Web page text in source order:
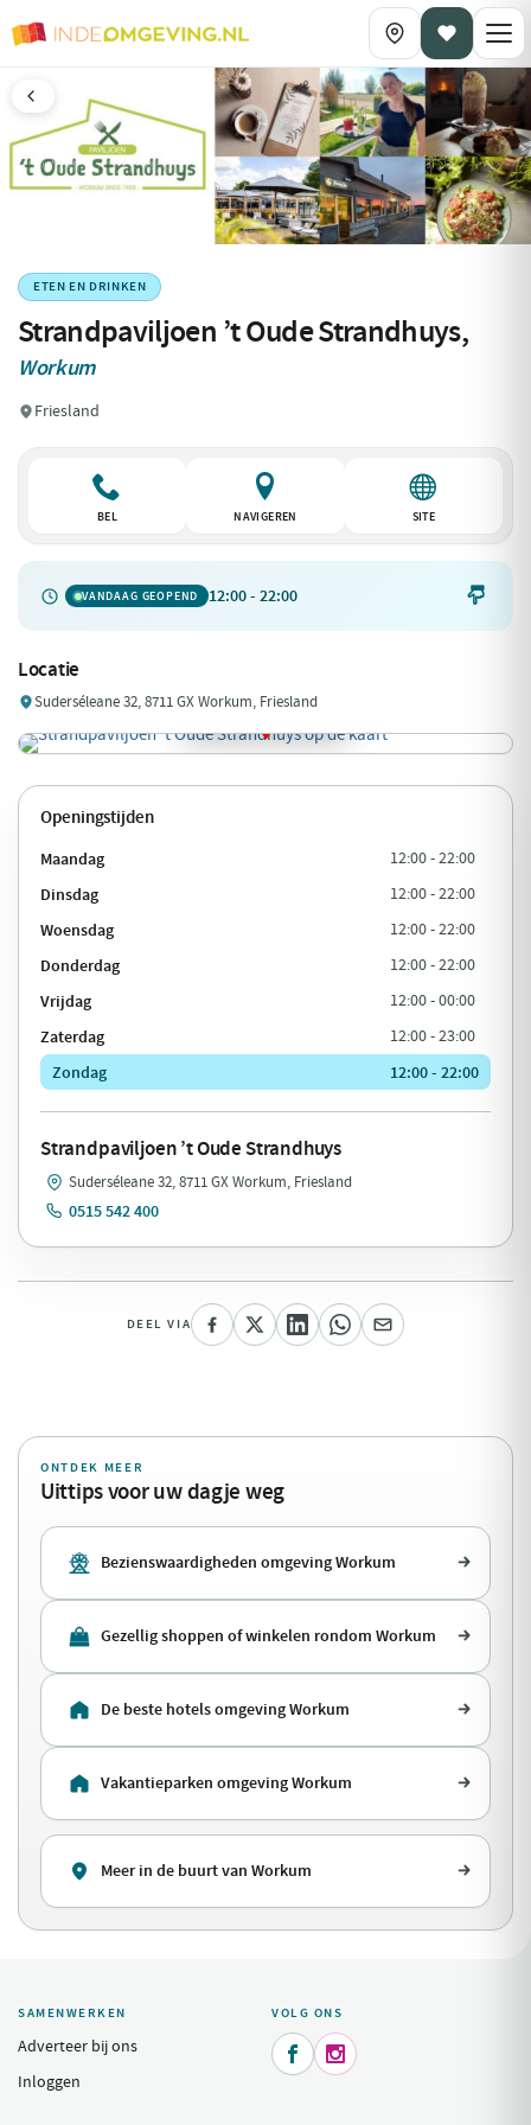
ETEN EN DRINKEN
Strandpaviljoen ’t Oude Strandhuys,
Workum
Friesland
BEL NAVIGEREN SITE
VANDAAG GEOPEND 12:00 - 22:00 
Locatie
Suderséleane 32, 8711 GX Workum, Friesland
Openingstijden
Maandag 12:00 - 22:00
Dinsdag 12:00 - 22:00
Woensdag 12:00 - 22:00
Donderdag 12:00 - 22:00
Vrijdag 12:00 - 00:00
Zaterdag 12:00 - 23:00
Zondag 12:00 - 22:00
Strandpaviljoen ’t Oude Strandhuys
Suderséleane 32, 8711 GX Workum, Friesland
0515 542 400
DEEL VIA
ONTDEK MEER
Uittips voor uw dagje weg
Bezienswaardigheden omgeving Workum
Gezellig shoppen of winkelen rondom Workum
De beste hotels omgeving Workum
Vakantieparken omgeving Workum
Meer in de buurt van Workum
SAMENWERKEN
Adverteer bij ons
Inloggen
VOLG ONS
 